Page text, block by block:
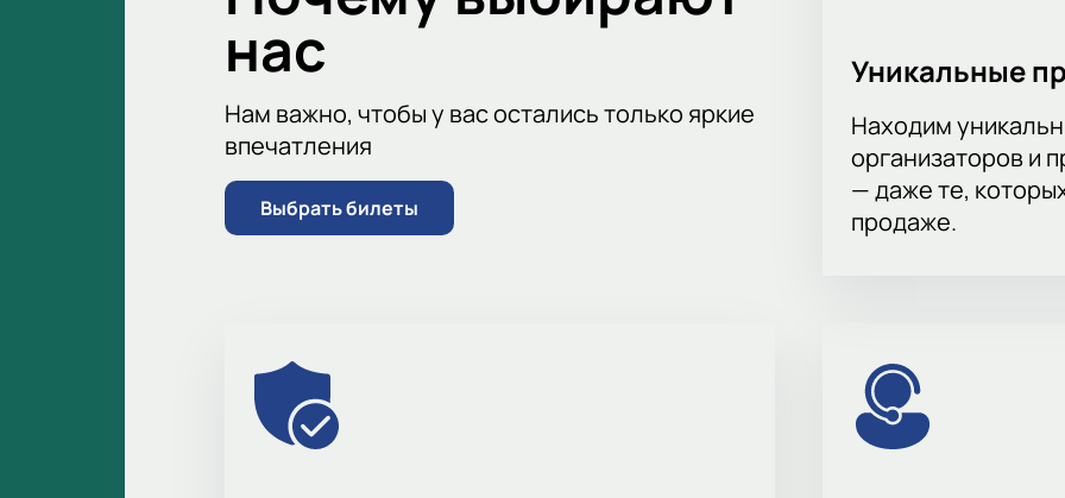
нас
Нам важно, чтобы у вас остались только яркие
впечатления
Выбрать билеты
Уникальные
Находим
организаторов и
— даже те,
продаже.